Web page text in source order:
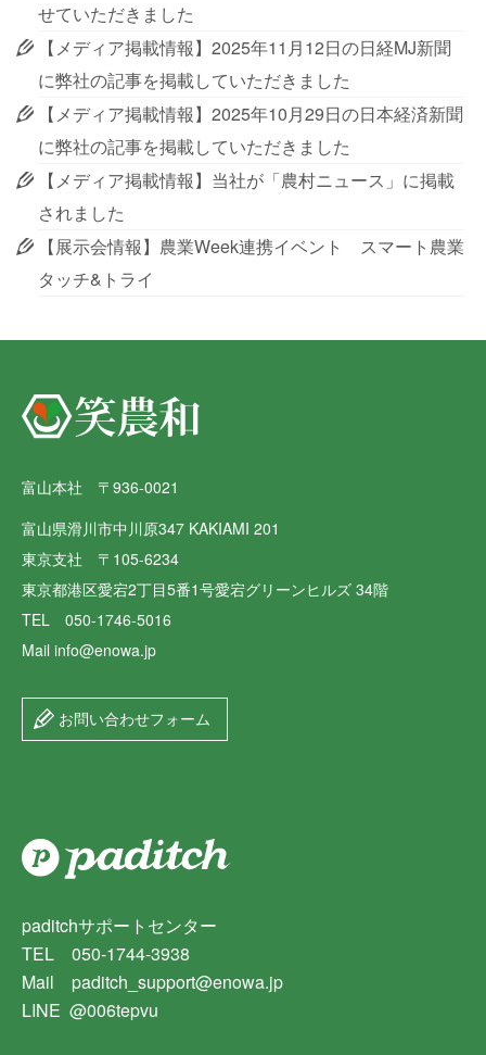
せていただきました
【メディア掲載情報】2025年11月12日の日経MJ新聞
に弊社の記事を掲載していただきました
【メディア掲載情報】2025年10月29日の日本経済新聞
に弊社の記事を掲載していただきました
【メディア掲載情報】当社が「農村ニュース」に掲載
されました
【展示会情報】農業Week連携イベント スマート農業
タッチ&トライ
富山本社 〒936-0021
富山県滑川市中川原347 KAKIAMI 201
東京支社 〒105-6234
東京都港区愛宕2丁目5番1号愛宕グリーンヒルズ 34階
TEL 050-1746-5016
Mail info@enowa.jp
お問い合わせフォーム
paditchサポートセンター
TEL 050-1744-3938
Mail paditch_support@enowa.jp
LINE @006tepvu